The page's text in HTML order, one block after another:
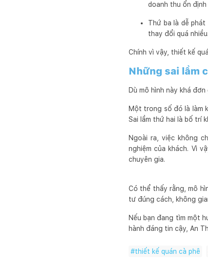
doanh thu ổn định
Thứ ba là dễ
thay đổi quá nhiều.
Chính vì vậy, thiết kế
Những sai lầm
Dù mô hình này khá
Một trong số đó là làm
Sai lầm thứ hai là bố trí
Ngoài ra, việc không
nghiệm của khách. Vì
chuyên gia.
Có thể thấy rằng, mô
tư đúng cách, không
Nếu bạn đang tìm một
hành đáng tin cậy, An
#thiết kế quán cà phê